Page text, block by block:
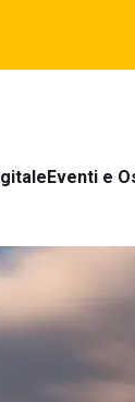
Eventi e